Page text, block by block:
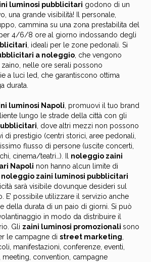
luminosi pubblicitari godono di un
una grande visibilità! Il personale,
cammina su una zona prestabilita del
4/6/8 ore al giorno indossando degli
, ideali per le zone pedonali. Si
a noleggio, che vengono
nelle ore serali possono
a luci led, che garantiscono ottima
durata.
luminosi Napoli, promuovi il tuo brand
lungo le strade della città con gli
, dove altri mezzi non possono
di prestigio (centri storici, aree pedonali,
flusso di persone (uscite concerti,
cinema/teatri…). Il noleggio zaini
Napoli non hanno alcun limite di
noleggio zaini luminosi pubblicitari
sarà visibile dovunque desideri sul
E’ possibile utilizzare il servizio anche
della durata di un paio di giorni. Si può
in modo da distribuire il
Gli zaini luminosi promozionali sono
le campagne di street marketing,
manifestazioni, conferenze, eventi,
meeting, convention, campagne